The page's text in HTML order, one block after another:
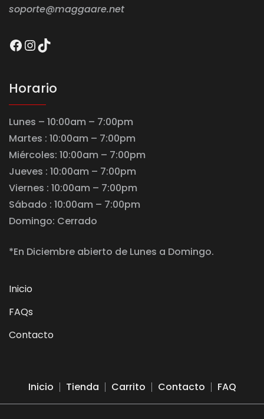
soporte@maggaare.net
Facebook
Instagram
TikTok
Horario
Lunes – 10:00am – 7:00pm
Martes : 10:00am – 7:00pm
Miércoles: 10:00am – 7:00pm
Jueves : 10:00am – 7:00pm
Viernes : 10:00am – 7:00pm
Sábado : 10:00am – 7:00pm
Domingo: Cerrado
*En Diciembre abierto de Lunes a Domingo.
Inicio
FAQs
Contacto
Inicio Tienda Carrito Contacto FAQ